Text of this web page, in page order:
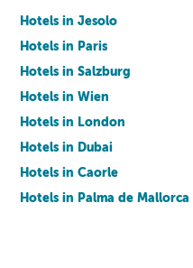
Hotels in Jesolo
Hotels in Paris
Hotels in Salzburg
Hotels in Wien
Hotels in London
Hotels in Dubai
Hotels in Caorle
Hotels in Palma de Mallorca